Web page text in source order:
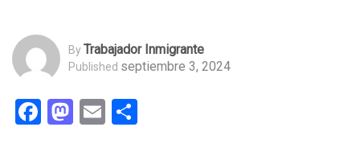
ByTrabajador Inmigrante
Published septiembre 3, 2024
Facebook
Mastodon
Email